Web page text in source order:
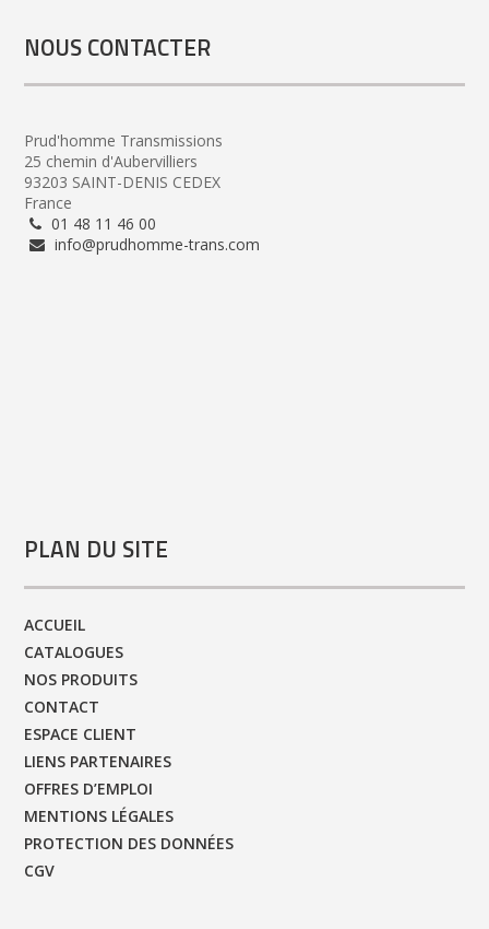
NOUS CONTACTER
Prud'homme Transmissions
25 chemin d'Aubervilliers
93203 SAINT-DENIS CEDEX
France
01 48 11 46 00
info@prudhomme-trans.com
PLAN DU SITE
ACCUEIL
CATALOGUES
NOS PRODUITS
CONTACT
ESPACE CLIENT
LIENS PARTENAIRES
OFFRES D’EMPLOI
MENTIONS LÉGALES
PROTECTION DES DONNÉES
CGV